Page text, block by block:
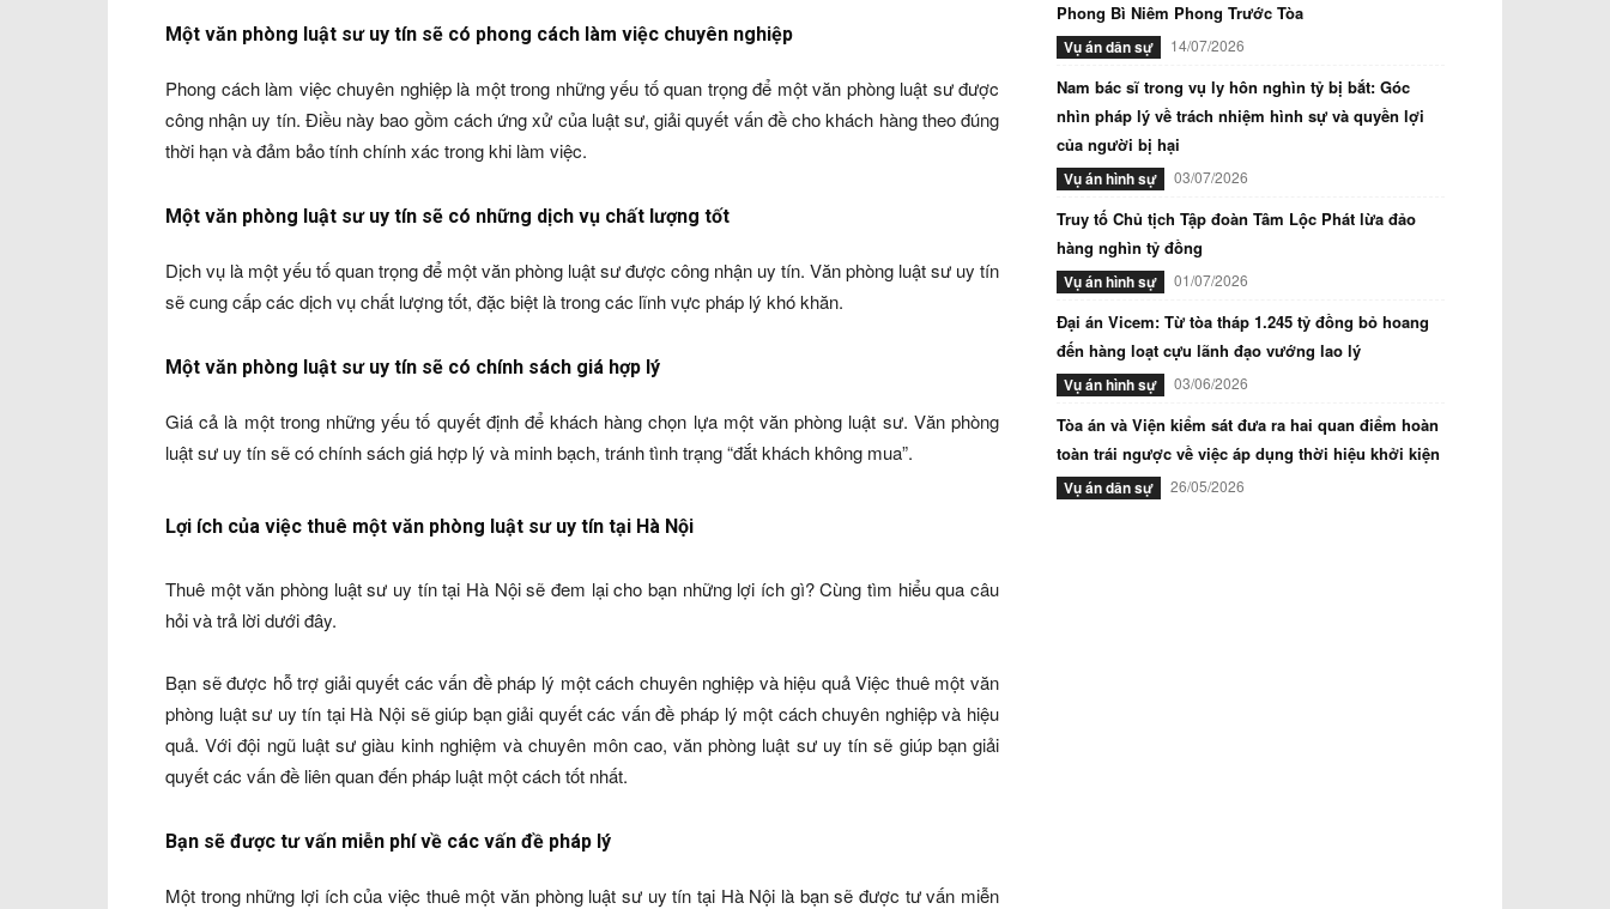
Một văn phòng luật sư uy tín sẽ có phong cách làm việc chuyên nghiệp
Phong cách làm việc chuyên nghiệp là một trong những yếu tố quan trọng để một văn phòng luật sư được
công nhận uy tín. Điều này bao gồm cách ứng xử của luật sư, giải quyết vấn đề cho khách hàng theo đúng
thời hạn và đảm bảo tính chính xác trong khi làm việc.
Một văn phòng luật sư uy tín sẽ có những dịch vụ chất lượng tốt
Dịch vụ là một yếu tố quan trọng để một văn phòng luật sư được công nhận uy tín. Văn phòng luật sư uy tín
sẽ cung cấp các dịch vụ chất lượng tốt, đặc biệt là trong các lĩnh vực pháp lý khó khăn.
Một văn phòng luật sư uy tín sẽ có chính sách giá hợp lý
Giá cả là một trong những yếu tố quyết định để khách hàng chọn lựa một văn phòng luật sư. Văn phòng
luật sư uy tín sẽ có chính sách giá hợp lý và minh bạch, tránh tình trạng “đắt khách không mua”.
Lợi ích của việc thuê một văn phòng luật sư uy tín tại Hà Nội
Thuê một văn phòng luật sư uy tín tại Hà Nội sẽ đem lại cho bạn những lợi ích gì? Cùng tìm hiểu qua câu
hỏi và trả lời dưới đây.
Bạn sẽ được hỗ trợ giải quyết các vấn đề pháp lý một cách chuyên nghiệp và hiệu quả Việc thuê một văn
phòng luật sư uy tín tại Hà Nội sẽ giúp bạn giải quyết các vấn đề pháp lý một cách chuyên nghiệp và hiệu
quả. Với đội ngũ luật sư giàu kinh nghiệm và chuyên môn cao, văn phòng luật sư uy tín sẽ giúp bạn giải
quyết các vấn đề liên quan đến pháp luật một cách tốt nhất.
Bạn sẽ được tư vấn miễn phí về các vấn đề pháp lý
Một trong những lợi ích của việc thuê một văn phòng luật sư uy tín tại Hà Nội là bạn sẽ được tư vấn miễn
Phong Bì Niêm Phong Trước Tòa
Vụ án dân sự 14/07/2026
Nam bác sĩ trong vụ ly hôn nghìn tỷ bị bắt: Góc
nhìn pháp lý về trách nhiệm hình sự và quyền lợi
của người bị hại
Vụ án hình sự 03/07/2026
Truy tố Chủ tịch Tập đoàn Tâm Lộc Phát lừa đảo
hàng nghìn tỷ đồng
Vụ án hình sự 01/07/2026
Đại án Vicem: Từ tòa tháp 1.245 tỷ đồng bỏ hoang
đến hàng loạt cựu lãnh đạo vướng lao lý
Vụ án hình sự 03/06/2026
Tòa án và Viện kiểm sát đưa ra hai quan điểm hoàn
toàn trái ngược về việc áp dụng thời hiệu khởi kiện
Vụ án dân sự 26/05/2026